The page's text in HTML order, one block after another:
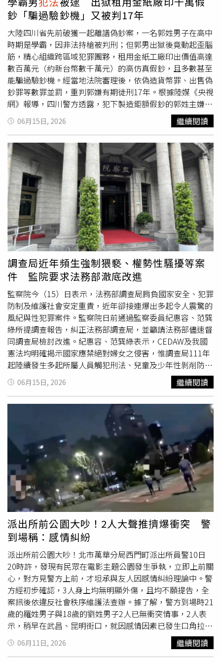
聽會上，教師團體與基層依然強烈要求「廢除校事會議」。
（圖／報系資料庫）此外，他也表示，現在教育的環境傾向
保護這些可能是加害人的學生，卻未能給予教師足夠的管教
支持與保障。實務上經常出現單一學生影響全班上課秩序的
情況，但教師卻難以有效介入，光是身體上的接觸或阻擋都
有可能被問罪，尤其處理教師投訴案件的「校事會議」制度
過度傾斜，使教師長期處於高壓與不對等的環境中，才會造
成1年3人跳樓的遺憾。全國教師工會總聯合會理事長葉青芪
認為，想解決師資不足的問題，先改善教育現場對老師的不
友善，不然不只新老師不願進來，就連現職的老師也會持續
流失。（圖／葉青芪提供）全國教師工會總聯合會理事長葉
青芪也以營養午餐政策來說，就有不少基層教師出現反彈情
緒，除了討論必須負責發放餐點、維持秩序、指導衛生與處
理突發狀況，導師還要負責指導飲食均衡，都有可能為師生
衝突提高風險。葉青芪解釋，老師並非不想指導營養午餐，
事實上也碰到老師為指導均衡飲食，青菜要吃、肉也要吃，
結果被家長投訴提告強制罪。對老師來說，為了避免遭家長
投訴、學生濫訴或避免觸犯法 規，選擇消極避險防禦性教學
模式，因為衍伸出來的問題太可怕了。根據今年3月《親子
天下》一份針對國中小超過5,000位教師問卷調查發現，
95.8%教師擔心即使依據專業判斷，仍可能被誤解而遭致檢
舉；79%教師管教學生時，會優先考量程序合法性而非教育
效果，這意味著老師擔心被投訴，只採取最低限度的管教手
段，不再積極指導學生。「在教育現場的老師都想逃，剛進
來的也被高壓環境給嚇跑，還沒進來聽到都嚇死，原本是代
理老師要考教師甄選，現在也不考了！」葉青芪表示，這就
是目前教育現場回饋給他最真實的聲音，「若現行教育政策
沒有做修訂和改變，這種狀況只會持續惡化下去！」大家熱
議教師甄選出現高錄取率、低門檻之際，黃國政認為，真正
需要關注的是教育職場環境的不友善，使原本有意投入的人
選擇卻步。與其一味擴大招募，不如從制度面檢討不合理的
調查與申訴機制，減少濫訴、降低教師承受的風險與壓力，
以及調高教師待遇，才能讓已具備教師資格者願意回流教育
現場，從根本改善師資短缺問題。因此，全國教師工會總聯
合會提出2大建言：第一、實質提升教師薪資待遇：雖老師
薪資每年穩定調整3、4%，但調幅跟不上物價飛奔，在薪資
待遇上與業界無法相比時，年輕人當然更趨向投入業界。政
府應考量市場機制設定薪水，尤其可針對理工、自然學門引
進專業津貼，縮短與產業界的薪資鴻溝。第二、改善職場環
境，修正相關法規：教育部必須著手修改不合理的調查機
制，建立阻斷惡意投訴與濫訴的防火牆，不要讓老師把大半
的精力拿來應付官司和投訴報告，還給老師純粹的教學空
間，改善職場環境不只是讓年輕新血願意投入，最重要的更
是留住目前在教育現場服務的老師，使師資不足的狀況不再
進一步惡化。
鈔「騙過驗鈔機」又被判17年
大陸四川省先前破獲一起離譜偽鈔案，一名郭姓男子在高中
時期是學霸，因非法持槍被判刑；但郭男出獄後竟動起歪腦
筋，精心組織跨區域犯罪團夥，租用金紙工廠印出價值高達
數百萬元（約新台幣數千萬元）的高仿真假鈔，且多數甚至
能騙過驗鈔機。經當地法院審理後，依偽造貨幣罪、出售偽
鈔罪等數罪並罰，重判郭嫌有期徒刑17年。根據陸媒《央視
網》報導，四川警方透露，犯下製造鉅額假鈔的郭姓主嫌昔
日是高中學霸，就讀於四川某重點高中，成績優異。然而郭
男在高三那年透過境外加密通訊軟體，非法購買了2把槍
枝，並向同學炫耀，導致犯行曝光。隨後郭男因非法持有槍
枝罪被判有期徒刑6個月。這場牢獄之災不僅讓郭男痛失保
送知名大學的機會，出獄後郭男更不願腳踏實地，成了整天
幻想「發大財」的沒有固定工作、遊蕩者。警方調查得知，
郭嫌因觀看一部關於偽鈔犯罪的電影後受到啟發，決定籌組
「偽鈔帝國」。起初租了一間金紙工廠秘密生產，後因內部
利益分贓不均爆發內鬨，隨即將陣地轉移至四川省某縣的一
家專業印刷廠。警方在郭嫌手機中查獲一份極其縝密的犯罪
計畫表，其對成本控管精細，包含以40萬元（約新台幣180
萬元）購買一噸的高級專用紙張、斥資55萬元（約新台幣
247萬5000元）引進1比1復刻的3D防偽條，以及編列50萬
元（約新台幣225萬元）的廠房租金，甚至連拆鋁人工等瑣
碎開銷都詳實記錄。為了躲避追緝，郭嫌發揮其聰明才智進
行「斷鏈式分工」，將所有製造流程玩弄於股掌之間。郭嫌
會臨時召集投資人與製版師，並在網路上尋找多名不知情的
畫手，將外幣圖案拆解成無數碎片，分發給不同人各自繪
製；由於每個人只負責極小部分的構圖，根本無法察覺自己
正在參與跨國偽鈔製作。隨後，郭嫌再將圖稿收回進行組裝
印刷，產出的偽鈔仿真度極高，甚至連銀行驗鈔機都能成功
瞞過。警方最後在2024年3月收網，一名陳姓買家於2023年
底在網路平台上注意到郭嫌散布的偽鈔販售訊息，雙方取得
聯繫後，相約於四川南充進行實體交易，當場被埋伏的專案
小組人贓俱獲。全案經法院審理，郭姓主嫌因涉犯多項重罪
被判有期徒刑17年，其餘涉案的團夥共犯也分別被判處3年
06月15日, 2026 繼續閱讀
調查局近年頻生強制猥褻、權勢性騷擾等案
件 監院要求法務部澈底改進
監察院今（15）日表示，法務部調查局肩負國家安全、犯罪
防制及維護社會安定重責，近年卻接連爆出多起令人震驚的
風紀與性犯罪案件。監察院日前通過監察委員紀惠容、范巽
綠所提調查報告，糾正法務部調查局，並籲請法務部儘速督
同調查局檢討改進。紀惠容、范巽綠表示，CEDAW及我國
憲法均明確揭示國家應禁絕對婦女之侵害，惟調查局111年
起陸續發生多起所屬人員觸犯刑法、兒童及少年性剝削防制
條例之案件，如111年A科長於捷運車廂內強制猥褻女乘
客、112年B調查官與未成年人發生性行為並拍攝性影像、
113年C調查專員廁所內放置密錄器偷拍民眾如廁畫面，又
114年D調查官於便利商店嘗試拍攝國中女生裙底等，涉案
者不乏擔任科長要職或曾借調國家安全局者，種種犯行，嚴
重悖離調查局防制犯罪之職責本分，已重創政府整體形象。
紀惠容、范巽綠指出，調查局內部的職場性騷擾問題同樣極
為猖獗，據109至114年之性騷擾申訴及非申訴案件共23件
顯示，性騷擾案件扣除不成立案件，計18件，受害者均為女
性，計34人次，屬職場性騷擾者即有15件，案件中存在單
一行為人同時、長期性騷擾多位受害者之情形，且不乏同時
運用言語及肢體騷擾者，其中屬於「主管對下屬」的權勢性
騷擾超過六成，而「學長對學妹」的階級壓迫更高達八成。
高度不對等的權力結構致被害人因懼怕職場壓迫、報復，產
生「寒蟬效應」，而延遲申訴或不正式提出申訴，據案件數
據資料，受害者第一次受害至申訴，有時隔1、2年始提出，
亦有7年後才申訴，超過公務人員考績法懲處時效，致未能
確實懲處之情形。紀惠容、范巽綠表示，調查局所屬人員近
年涉犯多起嚴重侵害民眾與內部同仁權益之惡行，顯示該局
自人員養成、遴任、法治意識形塑，乃至建構免受恐懼之性
別友善工作環境等層面，皆存有重大闕漏，致使侵害受害者
權益的犯行一再重複發生，應澈底檢討。紀惠容、范巽綠表
示，行政機關對重大違失人員之免職權，為憲法賦予行政權
不可或缺之核心權限，調查局長期怠於發揮監督所屬之實
06月15日, 2026 繼續閱讀
派出所前公園大吵！2人大聲推擠爆衝突 警
到場稱：感情糾紛
派出所前公園大吵！北市萬華分局西門町派出所員警10日
20時許，發現有民眾在電影主題公園發生爭執，立即上前關
心，對方見警方上前，才坦承與友人因感情糾紛理論中。警
方經初步確認，3人身上均無明顯外傷，且均不願提告，全
案訊後依違反社會秩序維護法查辦。據了解，警方到場時21
歲的羅姓男子與18歲的劉姓男子2人已無衝突情事，2人表
示，稍早在武昌、昆明街口，就因感情因素已發生口角拉
扯；後續前往電影主題公園與另一友人會合，現場再因誤會
再次發生衝突，後經警方發現後隨即上前制止。經查看三人
06月11日, 2026 繼續閱讀